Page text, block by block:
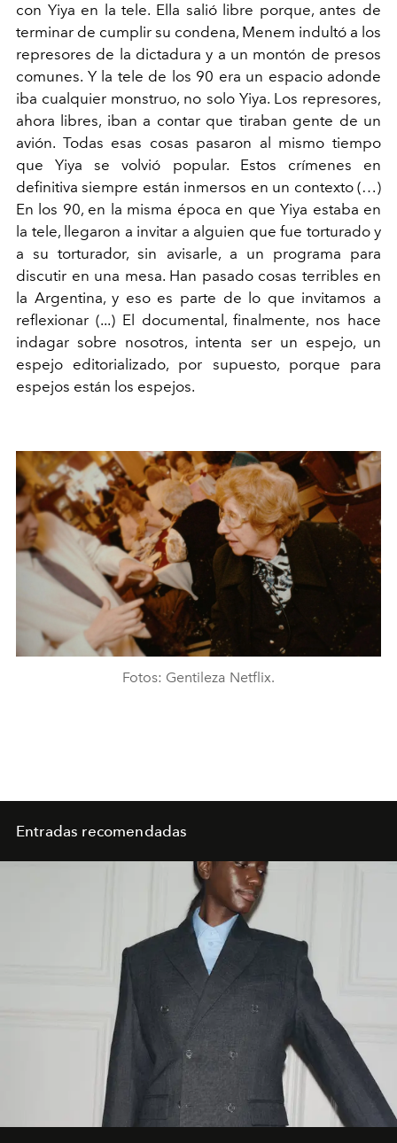
con Yiya en la tele. Ella salió libre porque, antes de
terminar de cumplir su condena, Menem indultó a los
represores de la dictadura y a un montón de presos
comunes. Y la tele de los 90 era un espacio adonde
iba cualquier monstruo, no solo Yiya. Los represores,
ahora libres, iban a contar que tiraban gente de un
avión. Todas esas cosas pasaron al mismo tiempo
que Yiya se volvió popular. Estos
crímenes en
definitiva siempre están inmersos en un contexto (…)
En los 90, en la misma época en que Yiya estaba en
la tele,
llegaron a invitar a alguien que fue torturado y
a su torturador, sin avisarle, a un programa para
discutir en una mesa. Han pasado cosas terribles en
la Argentina, y eso es parte de lo que invitamos a
reflexionar (...) El documental, finalmente, nos hace
indagar sobre nosotros, intenta ser un espejo, un
espejo editorializado, por supuesto, porque para
espejos están los espejos.
Fotos: Gentileza Netflix.
Entradas recomendadas